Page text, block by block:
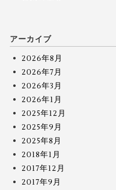
アーカイブ
2026年8月
2026年7月
2026年3月
2026年1月
2025年12月
2025年9月
2025年8月
2018年1月
2017年12月
2017年9月